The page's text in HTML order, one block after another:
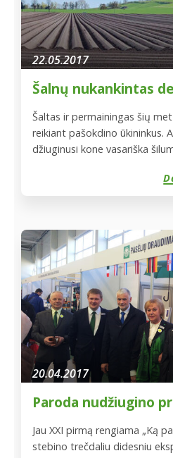
22.05.2017
Šalnų nukankintas
Šaltas ir permainingas šių
reikiant pašokdino ūkininkus.
džiuginusi kone vasariška
Tačiau balandis bei itin
prarastus pelnus bei linguoja
tikėtis. […]
20.04.2017
Paroda nudžiugino
Jau XXI pirmą rengiama „Ką
stebino trečdaliu didesniu